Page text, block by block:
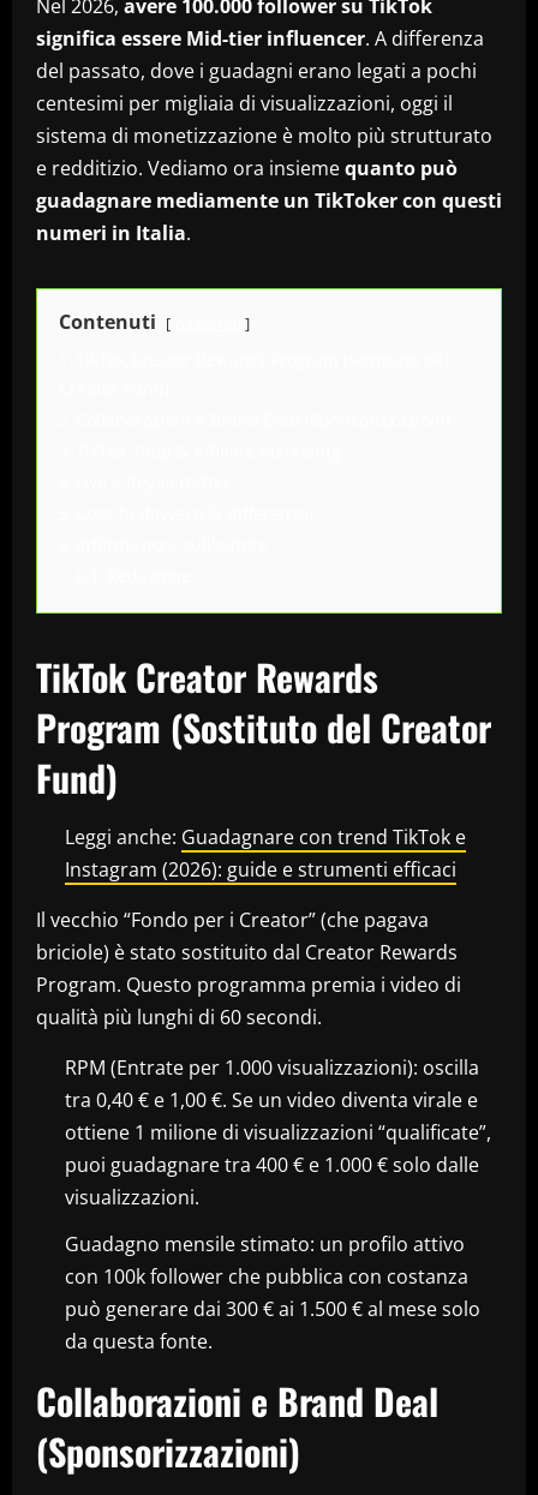
Nel 2026, avere 100.000 follower su TikTok
significa essere Mid-tier influencer. A differenza
del passato, dove i guadagni erano legati a pochi
centesimi per migliaia di visualizzazioni, oggi il
sistema di monetizzazione è molto più strutturato
e redditizio. Vediamo ora insiemequanto può
guadagnare mediamente un TikToker con questi
numeri in Italia.
Contenuti
TikTok Creator Rewards
Program (Sostituto del Creator
Fund)
Leggi anche: Guadagnare con trend TikTok e
Instagram (2026): guide e strumenti efficaci
Il vecchio “Fondo per i Creator” (che pagava
briciole) è stato sostituito dal Creator Rewards
Program. Questo programma premia i video di
qualità più lunghi di 60 secondi.
RPM (Entrate per 1.000 visualizzazioni): oscilla
tra 0,40 € e 1,00 €. Se un video diventa virale e
ottiene 1 milione di visualizzazioni “qualificate”,
puoi guadagnare tra 400 € e 1.000 € solo dalle
visualizzazioni.
Guadagno mensile stimato: un profilo attivo
con 100k follower che pubblica con costanza
può generare dai 300 € ai 1.500 € al mese solo
da questa fonte.
Collaborazioni e Brand Deal
(Sponsorizzazioni)